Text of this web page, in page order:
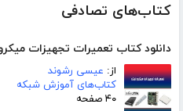
کتاب‌های تصادفی
دانلود کتاب تعمیرات تجهیزات
از: عیسی رشوند
کتاب‌های آموزش شبکه
۴۰ صفحه